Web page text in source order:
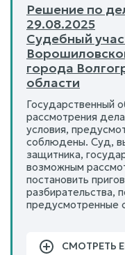
Решение по
29.08.2025
Судебный
города
области
Государственный
рассмотрения
условия,
соблюдены. Суд,
защитника,
возможным
постановить
разбирательства,
предусмотренные
СМОТРЕТЬ